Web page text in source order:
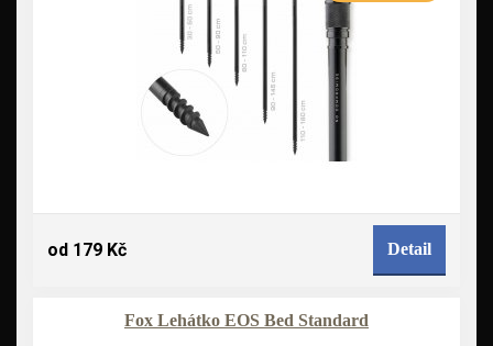
od 179 Kč Detail
Fox Lehátko EOS Bed Standard